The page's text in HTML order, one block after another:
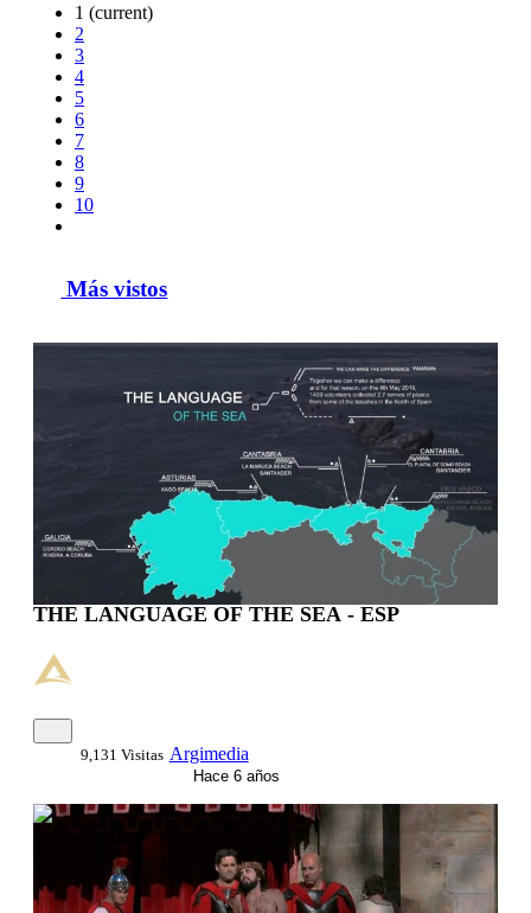
1 (current)
2
3
4
5
6
7
8
9
10
Más vistos
THE LANGUAGE OF THE SEA - ESP
9,131 Visitas Argimedia
Hace 6 años
0:48:34